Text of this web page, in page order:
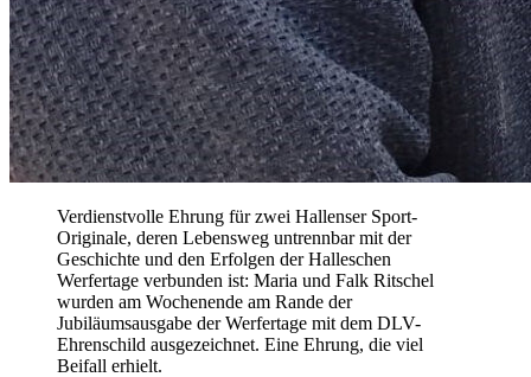
Verdienstvolle Ehrung für zwei Hallenser Sport-
Originale, deren Lebensweg untrennbar mit der
Geschichte und den Erfolgen der Halleschen
Werfertage verbunden ist: Maria und Falk Ritschel
wurden am Wochenende am Rande der
Jubiläumsausgabe der Werfertage mit dem DLV-
Ehrenschild ausgezeichnet. Eine Ehrung, die viel
Beifall erhielt.